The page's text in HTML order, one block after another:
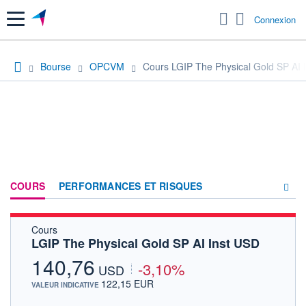
Menu Connexion
Bourse OPCVM Cours LGIP The Physical Gold SP AI
COURS PERFORMANCES ET RISQUES
Cours
LGIP The Physical Gold SP AI Inst USD
140,76 USD -3,10%
VALEUR INDICATIVE 122,15 EUR